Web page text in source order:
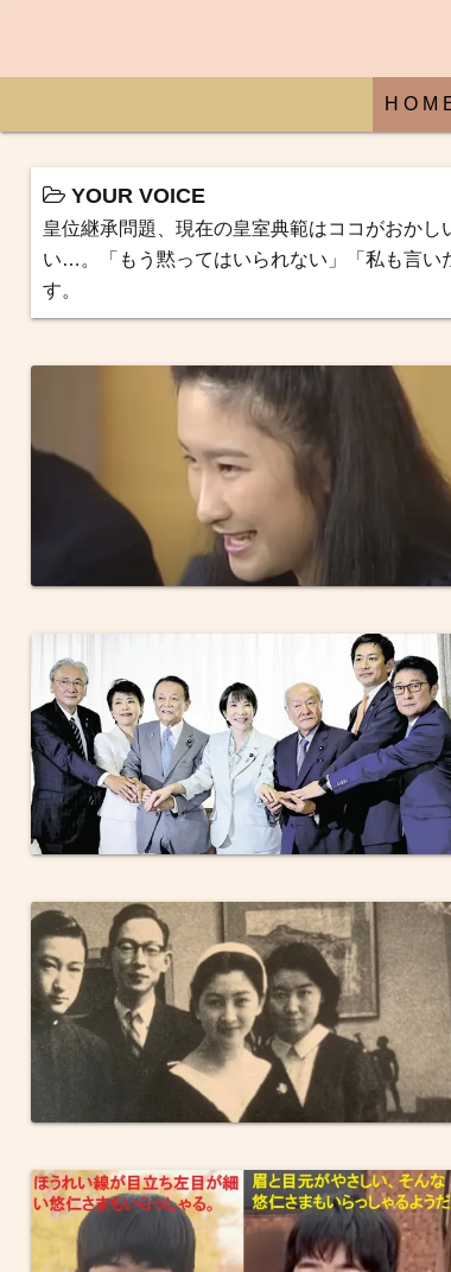
H O M
YOUR VOICE
皇位継承問題、現在の皇室典範はココがおか
い…。「もう黙ってはいられない」「私も言い
す。